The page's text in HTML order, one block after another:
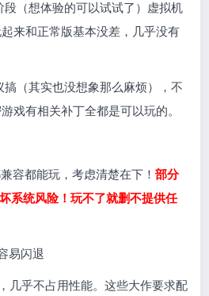
（想体验的可以试试了）虚拟机
来和正常版基本没差，几乎没有
（其实也没想象那么麻烦），不
戏有相关补丁全都是可以玩的。
容都能玩，考虑清楚在下！部分
系统风险！玩不了就删不提供任
易闪退
几乎不占用性能。这些大作要求配